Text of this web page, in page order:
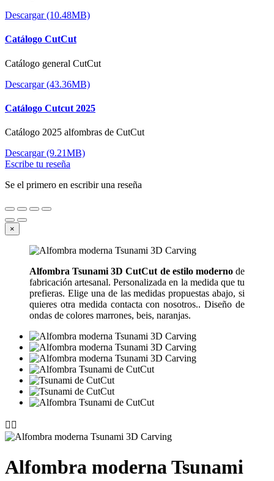
Descargar (10.48MB)
Catálogo CutCut
Catálogo general CutCut
Descargar (43.36MB)
Catálogo Cutcut 2025
Catálogo 2025 alfombras de CutCut
Descargar (9.21MB)
Escribe tu reseña
Se el primero en escribir una reseña
×
Alfombra Tsunami 3D CutCut de estilo modernode
fabricación artesanal. Personalizada en la medida que tu
prefieras. Elige una de las medidas propuestas abajo, si
quieres otra medida contacta con nosotros.. Diseño de
ondas de colores marrones, beis, naranjas.
 
Alfombra moderna Tsunami